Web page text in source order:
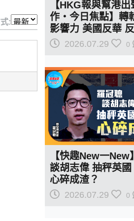
:
【HKG報與幫港
作‧今日焦點】轉
影響力 美國反華
駁羅奇「玩完論」
2026.07.29 0
【快趣New一New
談胡志偉 抽秤英國
心碎成渣？
2026.07.29 0